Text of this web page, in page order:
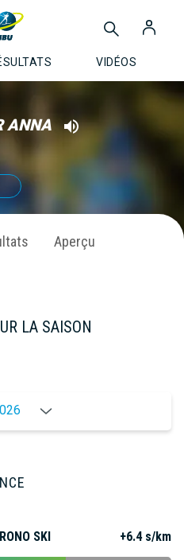
VIDÉOS
ANNA
Aperçu
LA SAISON
SKI +6.4 s/km